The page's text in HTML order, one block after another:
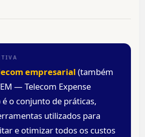
empresarial (também
— Telecom Expense
o conjunto de práticas,
utilizados para
e otimizar todos os custos